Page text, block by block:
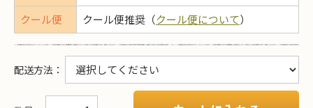
クール便
クール便推奨（クール便について）
配送方法 ：